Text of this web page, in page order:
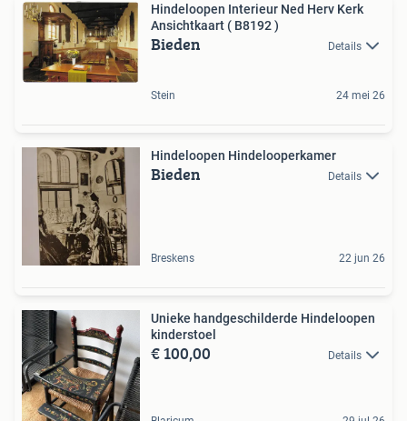
Hindeloopen Interieur Ned Herv Kerk
Ansichtkaart ( B8192 )
Bieden Details
Stein 24 mei 26
Hindeloopen Hindelooperkamer
Bieden Details
Breskens 22 jun 26
Unieke handgeschilderde Hindeloopen
kinderstoel
€ 100,00 Details